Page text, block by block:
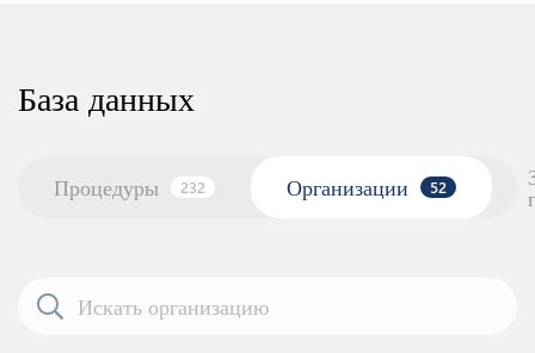
База данных
Процедуры 232 Организации 52